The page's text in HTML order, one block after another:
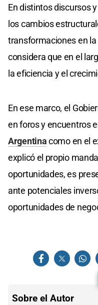
En distintos discursos
los cambios
transformaciones en
considera que en el
la eficiencia y el
En ese marco, el
en foros y encuentros
Argentinacomo en el
explicó el propio
oportunidades, es
ante potenciales
oportunidades de
Sobre el Autor